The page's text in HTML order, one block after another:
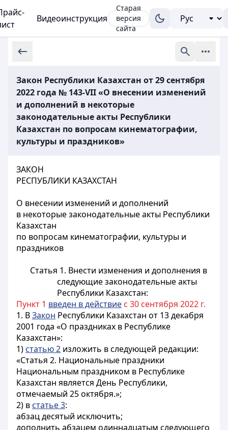
Видеоинструкция
Старая
версия
сайта
Закон Республики Казахстан от 29 сентября
2022 года № 143-VII «О внесении изменений
и дополнений в некоторые
законодательные акты Республики
Казахстан по вопросам кинематографии,
культуры и праздников»
ЗАКОН
РЕСПУБЛИКИ КАЗАХСТАН
О внесении изменений и дополнений
в некоторые законодательные акты Республики
Казахстан
по вопросам кинематографии, культуры и
праздников
Статья 1. Внести изменения и дополнения в
следующие законодательные акты
Республики Казахстан:
Пункт 1 введен в действие с 30 сентября 2022 г.
1. ВЗакон Республики Казахстан от 13 декабря
2001 года «О праздниках в Республике
Казахстан»:
1) статью 2 изложить в следующей редакции:
«Статья 2. Национальные праздники
Национальным праздником в Республике
Казахстан является День Республики,
отмечаемый 25 октября.»;
2) в статье 3:
абзац десятый исключить;
дополнить абзацем одиннадцатым следующего